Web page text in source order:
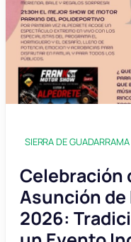
SIERRA DE GUADARRAMA
Celebración
Asunción
2026: